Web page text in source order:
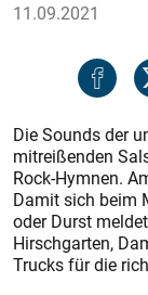
11.09.2021
Die Sounds der
mitreißenden
Rock-Hymnen.
Damit sich beim
oder Durst
Hirschgarten,
Trucks für die